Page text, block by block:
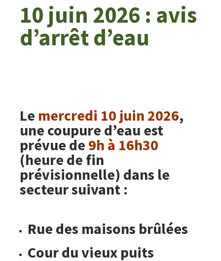
10 juin 2026 : avis
d’arrêt d’eau
Le mercredi 10 juin 2026,
une coupure d’eau est
prévue de 9h à 16h30
(heure de fin
prévisionnelle) dans le
secteur suivant :
Rue des maisons brûlées
Cour du vieux puits